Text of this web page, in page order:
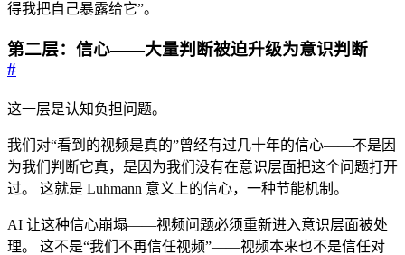
得我把自己暴露给它”。
第二层：信心——大量判断被迫升级为意识判断
#
这一层是认知负担问题。
我们对“看到的视频是真的”曾经有过几十年的信心——不是因
为我们判断它真，是因为我们没有在意识层面把这个问题打开
过。 这就是 Luhmann 意义上的信心，一种节能机制。
AI 让这种信心崩塌——视频问题必须重新进入意识层面被处
理。 这不是“我们不再信任视频”——视频本来也不是信任对